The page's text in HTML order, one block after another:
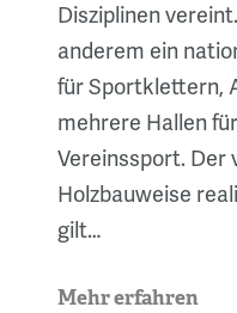
Disziplinen
anderem ein
für Sportklettern,
mehrere Hallen
Vereinssport. Der
Holzbauweise
gilt…
Mehr erfahren